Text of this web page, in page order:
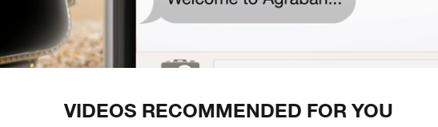
VIDEOS RECOMMENDED FOR YOU